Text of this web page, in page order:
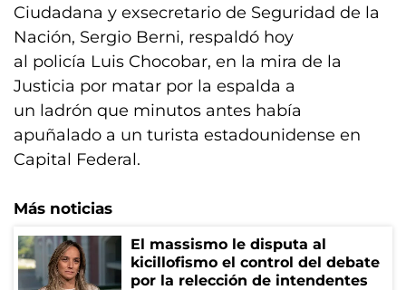
Ciudadana y exsecretario de Seguridad de la
Nación, Sergio Berni, respaldó hoy
al policía Luis Chocobar, en la mira de la
Justicia por matar por la espalda a
un ladrón que minutos antes había
apuñalado a un turista estadounidense en
Capital Federal.
Más noticias
El massismo le disputa al
kicillofismo el control del debate
por la relección de intendentes